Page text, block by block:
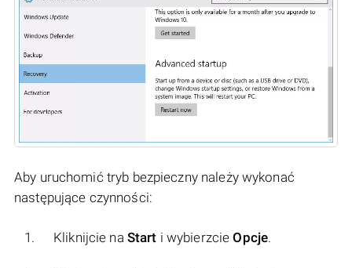
Aby uruchomić tryb bezpieczny należy wykonać
następujące czynności:
Kliknijcie na Start i wybierzcieOpcje.